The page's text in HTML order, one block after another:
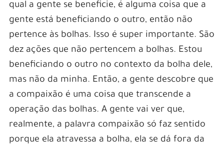
qual a gente se beneficie, é alguma coisa que a
gente está beneficiando o outro, então não
pertence às bolhas. Isso é super importante. São
dez ações que não pertencem a bolhas. Estou
beneficiando o outro no contexto da bolha dele,
mas não da minha. Então, a gente descobre que
a compaixão é uma coisa que transcende a
operação das bolhas. A gente vai ver que,
realmente, a palavra compaixão só faz sentido
porque ela atravessa a bolha, ela se dá fora da